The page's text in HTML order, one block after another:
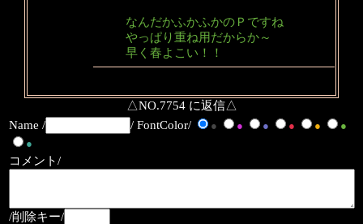
なんだかふかふかのＰですね
やっぱり重ね用だからか～
早く春よこい！！
△NO.7754 に返信△
Name /
/ FontColor/ ● ● ● ● ●
●
●
コメント/
/削除キー/